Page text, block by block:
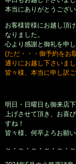
本当にありがとうござい
お客様皆様にお越し頂
なりました。
心より感謝と御礼を申
(ただ・・・御予約をお
通りにお越し下さいま
皆々様、 本当に申し訳
明日・日曜日も御来店
上げさせて頂き、お喜
すね！
皆々様、何卒よろお願
～・～・～・～・～・